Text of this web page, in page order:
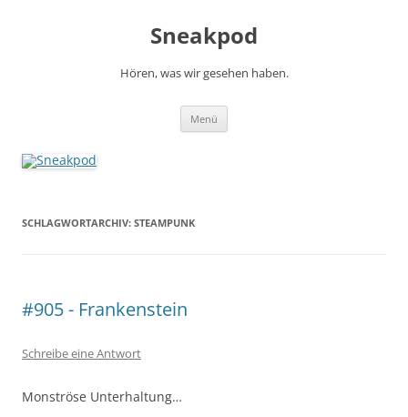
Sneakpod
Hören, was wir gesehen haben.
Menü
SCHLAGWORTARCHIV: STEAMPUNK
#905 - Frankenstein
Schreibe eine Antwort
Monströse Unterhaltung…